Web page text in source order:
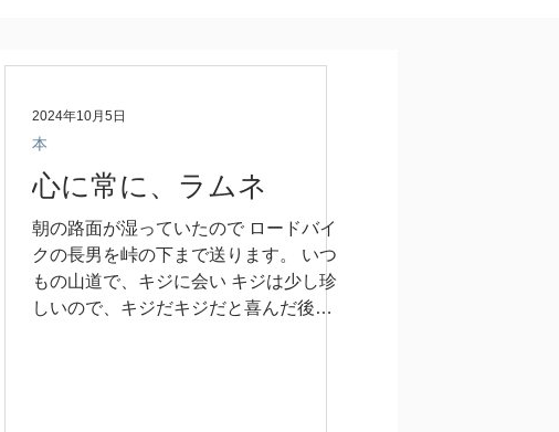
2024年10月5日
本
心に常に、ラムネ
朝の路面が湿っていたので ロードバイ
クの長男を峠の下まで送ります。 いつ
もの山道で、キジに会い キジは少し珍
しいので、キジだキジだと喜んだ後